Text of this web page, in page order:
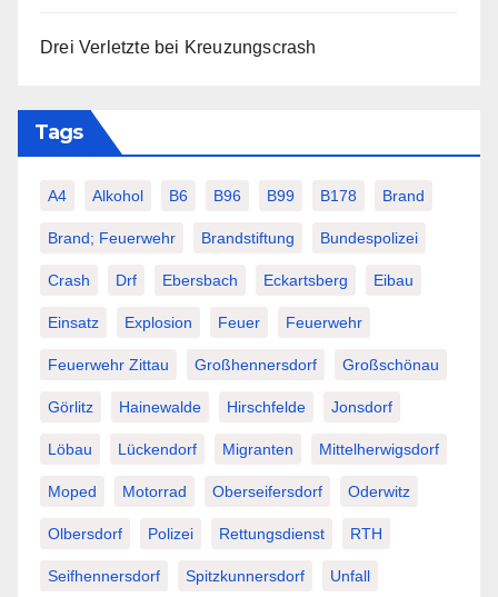
Drei Verletzte bei Kreuzungscrash
Tags
A4 Alkohol B6 B96 B99 B178 Brand
Brand; Feuerwehr Brandstiftung Bundespolizei
Crash Drf Ebersbach Eckartsberg Eibau
Einsatz Explosion Feuer Feuerwehr
Feuerwehr Zittau Großhennersdorf Großschönau
Görlitz Hainewalde Hirschfelde Jonsdorf
Löbau Lückendorf Migranten Mittelherwigsdorf
Moped Motorrad Oberseifersdorf Oderwitz
Olbersdorf Polizei Rettungsdienst RTH
Seifhennersdorf Spitzkunnersdorf Unfall